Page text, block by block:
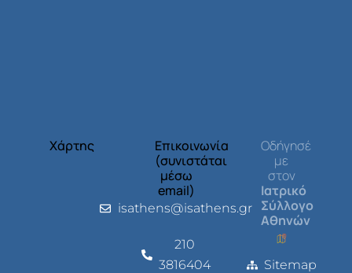
Χάρτης
Επικοινωνία
(συνιστάται
μέσω
email)
isathens@isathens.gr
210
3816404
Οδήγησέ
με
στον
Ιατρικό
Σύλλογο
Αθηνών
Sitemap